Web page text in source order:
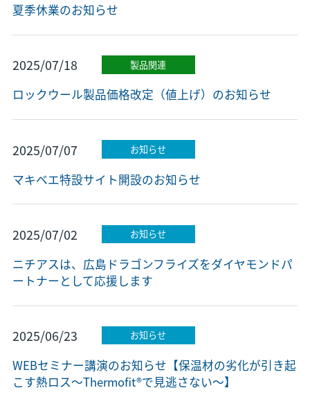
夏季休業のお知らせ
2025/07/18 製品関連
ロックウール製品価格改定（値上げ）のお知らせ
2025/07/07 お知らせ
マキベエ特設サイト開設のお知らせ
2025/07/02 お知らせ
ニチアスは、広島ドラゴンフライズをダイヤモンドパ
ートナーとして応援します
2025/06/23 お知らせ
WEBセミナー講演のお知らせ【保温材の劣化が引き起
こす熱ロス～Thermofit®で見逃さない～】